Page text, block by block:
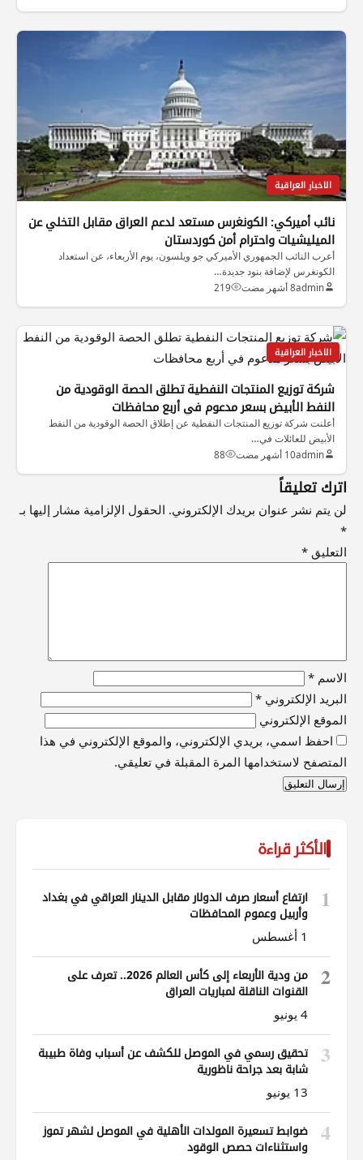
الاخبار العراقية
نائب أميركي: الكونغرس مستعد لدعم العراق مقابل التخلي عن
الميليشيات واحترام أمن كوردستان
أعرب النائب الجمهوري الأميركي جو ويلسون، يوم الأربعاء، عن استعداد
الكونغرس لإضافة بنود جديدة…
admin8 أشهر مضت 219
الاخبار العراقية
شركة توزيع المنتجات النفطية تطلق الحصة الوقودية من
النفط الأبيض بسعر مدعوم في أربع محافظات
أعلنت شركة توزيع المنتجات النفطية عن إطلاق الحصة الوقودية من النفط
الأبيض للعائلات في…
admin10 أشهر مضت 88
اترك تعليقاً
لن يتم نشر عنوان بريدك الإلكتروني. الحقول الإلزامية مشار إليها بـ
*
التعليق *
الاسم *
البريد الإلكتروني *
الموقع الإلكتروني
احفظ اسمي، بريدي الإلكتروني، والموقع الإلكتروني في هذا
المتصفح لاستخدامها المرة المقبلة في تعليقي.
الأكثر قراءة
1
ارتفاع أسعار صرف الدولار مقابل الدينار العراقي في بغداد
وأربيل وعموم المحافظات
1 أغسطس
2
من ودية الأربعاء إلى كأس العالم 2026.. تعرف على
القنوات الناقلة لمباريات العراق
4 يونيو
3
تحقيق رسمي في الموصل للكشف عن أسباب وفاة طبيبة
شابة بعد جراحة ناظورية
13 يونيو
4
ضوابط تسعيرة المولدات الأهلية في الموصل لشهر تموز
واستثناءات حصص الوقود